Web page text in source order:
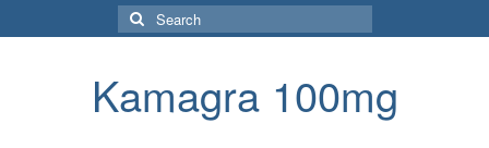
Search
for:
Kamagra 100mg